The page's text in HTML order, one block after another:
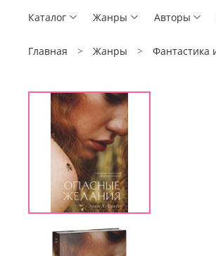
Каталог Жанры Авторы
Главная Жанры Фантастика